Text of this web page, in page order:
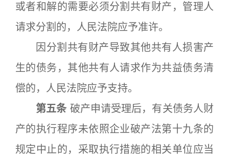
或者和解的需要必须分割共有财产，管理人
请求分割的，人民法院应予准许。
因分割共有财产导致其他共有人损害产
生的债务，其他共有人请求作为共益债务清
偿的，人民法院应予支持。
第五条 破产申请受理后，有关债务人财
产的执行程序未依照企业破产法第十九条的
规定中止的，采取执行措施的相关单位应当